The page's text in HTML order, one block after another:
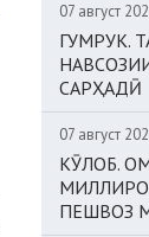
07 август
ГУМРУК.
САРҲАДӢ
07 август
КӮЛОБ.
ПЕШВОЗ